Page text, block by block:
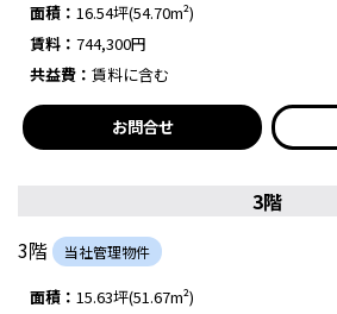
面積： 16.54坪(54.70m²)
賃料： 744,300円
共益費： 賃料に含む
お問合せ
3階
3階
当社管理物件
面積： 15.63坪(51.67m²)